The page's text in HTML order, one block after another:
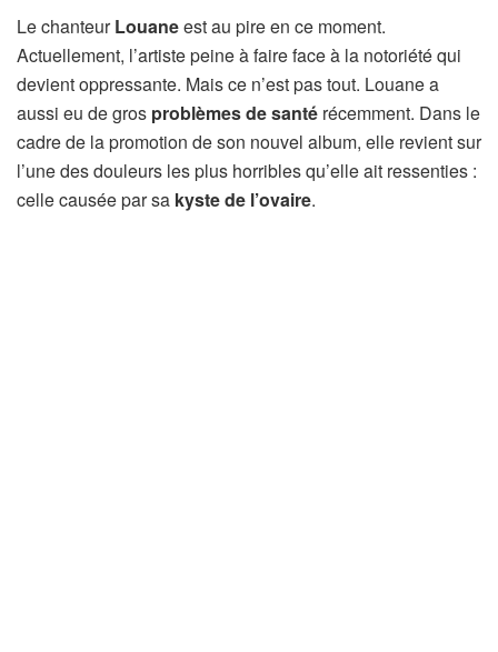
Le chanteurLouaneest au pire en ce moment.
Actuellement, l’artiste peine à faire face à la notoriété qui
devient oppressante. Mais ce n’est pas tout. Louane a
aussi eu de gros problèmes de santé récemment. Dans le
cadre de la promotion de son nouvel album, elle revient sur
l’une des douleurs les plus horribles qu’elle ait ressenties :
celle causée par sa kyste de l’ovaire.